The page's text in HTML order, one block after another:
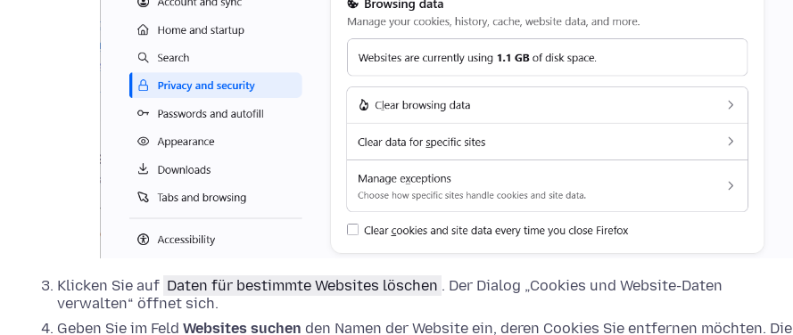
Klicken Sie auf Daten für bestimmte Websites löschen . Der Dialog „Cookies und Website-Daten
verwalten“ öffnet sich.
Geben Sie im Feld Websites suchen den Namen der Website ein, deren Cookies Sie entfernen möchten. Die